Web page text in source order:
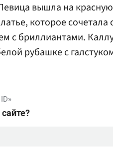
вышла на
которое сочетала
с бриллиантами.
рубашке с